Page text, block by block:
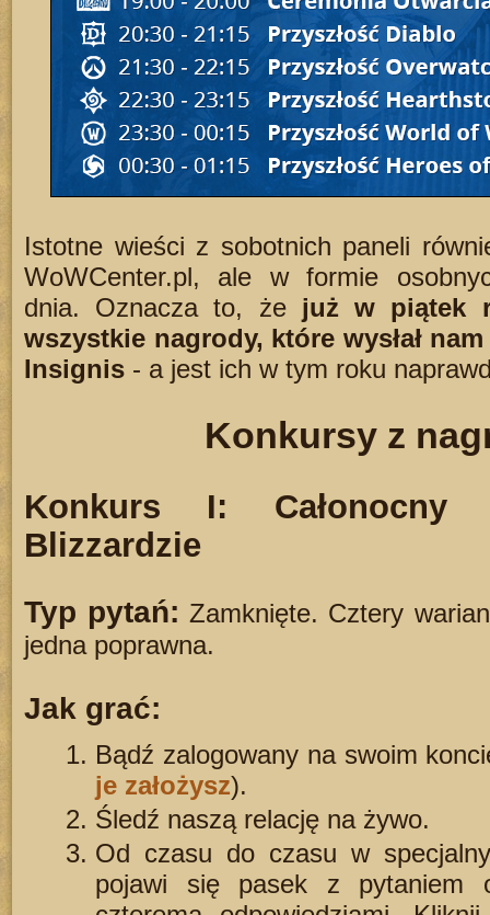
Istotne wieści z sobotnich paneli
WoWCenter.pl, ale w formie
dnia. Oznacza to, że już w piątek
wszystkie nagrody, które wysłał
Insignis - a jest ich w tym roku
Konkursy z
Konkurs I:
Blizzardzie
Typ pytań: Zamknięte. Cztery
jedna poprawna.
Jak grać:
Bądź zalogowany na swoim
je założysz).
Śledź naszą relację na żywo.
Od czasu do czasu w
pojawi się pasek z pytaniem